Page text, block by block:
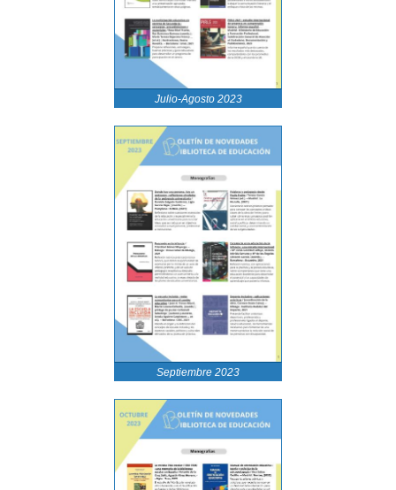
Julio-Agosto 2023
Septiembre 2023